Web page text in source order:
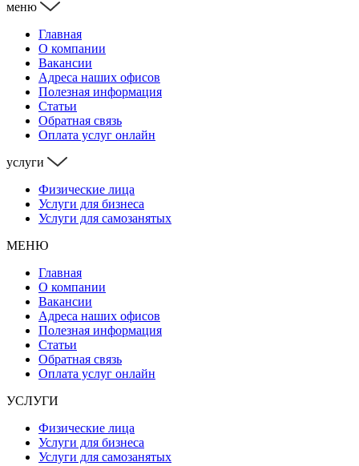
меню
Главная
О компании
Вакансии
Адреса наших офисов
Полезная информация
Статьи
Обратная связь
Оплата услуг онлайн
услуги
Физические лица
Услуги для бизнеса
Услуги для самозанятых
МЕНЮ
Главная
О компании
Вакансии
Адреса наших офисов
Полезная информация
Статьи
Обратная связь
Оплата услуг онлайн
УСЛУГИ
Физические лица
Услуги для бизнеса
Услуги для самозанятых